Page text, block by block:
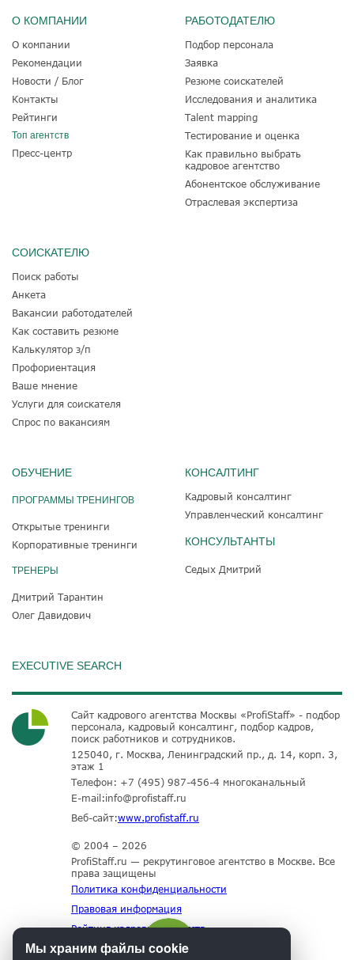
О КОМПАНИИ
О компании
Рекомендации
Новости / Блог
Контакты
Рейтинги
Топ агентств
Пресс-центр
РАБОТОДАТЕЛЮ
Подбор персонала
Заявка
Резюме соискателей
Исследования и аналитика
Talent mapping
Тестирование и оценка
Как правильно выбрать
кадровое агентство
Абонентское обслуживание
Отраслевая экспертиза
СОИСКАТЕЛЮ
Поиск работы
Анкета
Вакансии работодателей
Как составить резюме
Калькулятор з/п
Профориентация
Ваше мнение
Услуги для соискателя
Спрос по вакансиям
ОБУЧЕНИЕ
ПРОГРАММЫ ТРЕНИНГОВ
Открытые тренинги
Корпоративные тренинги
ТРЕНЕРЫ
Дмитрий Тарантин
Олег Давидович
КОНСАЛТИНГ
Кадровый консалтинг
Управленческий консалтинг
КОНСУЛЬТАНТЫ
Седых Дмитрий
EXECUTIVE SEARCH
Сайт кадрового агентства Москвы «ProfiStaff» - подбор
персонала, кадровый консалтинг, подбор кадров,
поиск работников и сотрудников.
125040, г. Москва, Ленинградский пр., д. 14, корп. 3,
этаж 1
Телефон: +7 (495) 987-456-4 многоканальный
E-mail:info@profistaff.ru
Веб-сайт:www.profistaff.ru
© 2004 – 2026
ProfiStaff.ru — рекрутинговое агентство в Москве. Все
права защищены
Политика конфиденциальности
Правовая информация
Рейтинг кадровых агентств
Мы храним файлы cookie